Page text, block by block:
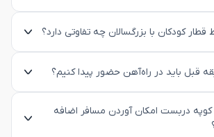
کودکان با بزرگسالان چه تفاوتی دارد؟
قبل باید در راه‌آهن حضور پیدا کنیم؟
کوپه دربست امکان آوردن مسافر اضافه